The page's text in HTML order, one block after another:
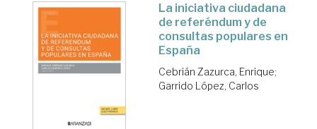
La iniciativa ciudadana
de referéndum y de
consultas populares en
España
Cebrián Zazurca, Enrique;
Garrido López, Carlos